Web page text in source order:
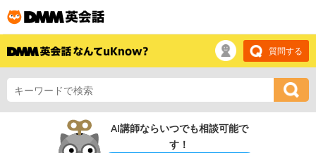
質問する
AI講師ならいつでも相談可能で
す！